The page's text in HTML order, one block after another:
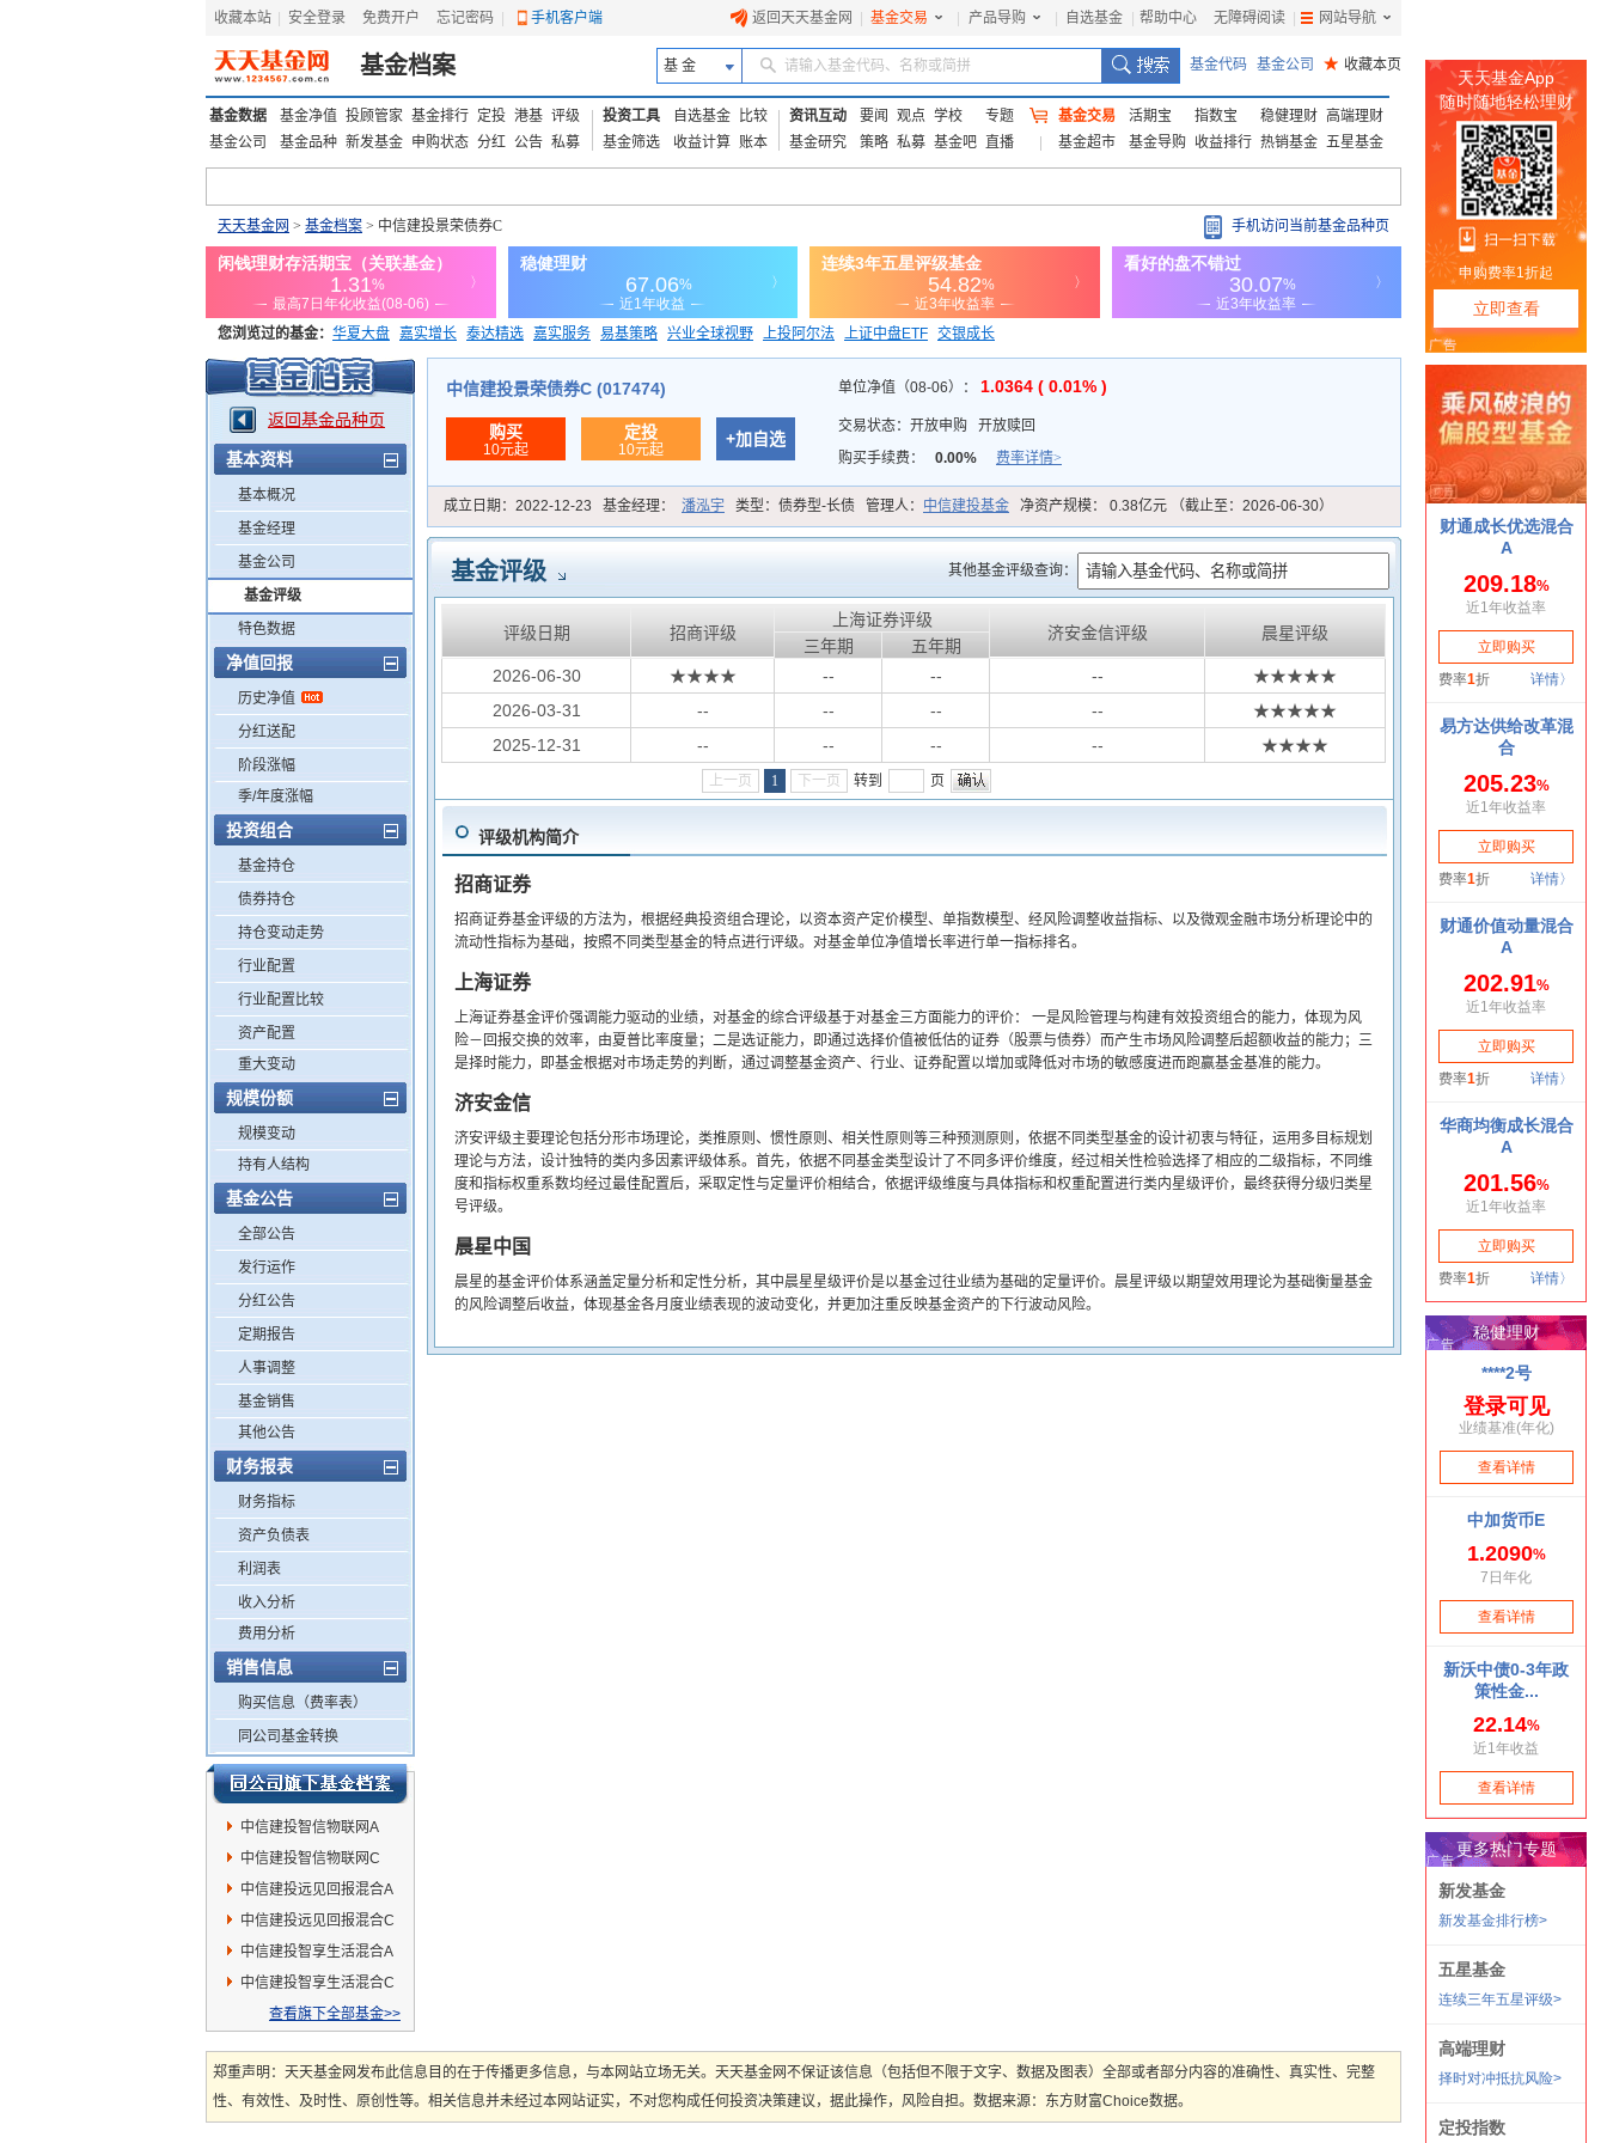
收藏本站 安全登录 免费开户 忘记密码 手机客户端 返回天天基金网 基金交易 产品导购 自选基金 帮助中心 无障碍阅读 网站导航
基金档案 基 金 请输入基金代码、名称或简拼 基金代码 基金公司 ★ 收藏本页
基金数据 基金净值 投顾管家 基金排行 定投 港基 评级
基金公司
基金品种 新发基金 申购状态 分红 公告 私募
投资工具 自选基金
比较
基金筛选
收益计算 账本
资讯互动 要闻 观点 学校
专题
基金研究
策略 私募 基金吧 直播
基金交易 活期宝 指数宝 稳健理财 高端理财
基金超市
基金导购 收益排行 热销基金 五星基金
天天基金网 > 基金档案 > 中信建投景荣债券C 手机访问当前基金品种页
您浏览过的基金： 华夏大盘 嘉实增长 泰达精选 嘉实服务 易基策略 兴业全球视野 上投阿尔法 上证中盘ETF 交银成长
添富优势 华安宏利 上证180价值ETF
返回基金品种页
基本资料
基本概况
基金经理
基金公司
基金评级
特色数据
净值回报
历史净值
分红送配
阶段涨幅
季/年度涨幅
投资组合
基金持仓
债券持仓
持仓变动走势
行业配置
行业配置比较
资产配置
重大变动
规模份额
规模变动
持有人结构
基金公告
全部公告
发行运作
分红公告
定期报告
人事调整
基金销售
其他公告
财务报表
财务指标
资产负债表
利润表
收入分析
费用分析
销售信息
购买信息（费率表）
同公司基金转换
中信建投智信物联网A
中信建投智信物联网C
中信建投远见回报混合A
中信建投远见回报混合C
中信建投智享生活混合A
中信建投智享生活混合C
查看旗下全部基金>>
中信建投景荣债券C (017474)
购买
10元起
定投
10元起
+加自选
单位净值（08-06）： 1.0364 ( 0.01% )
交易状态： 开放申购
开放赎回
购买手续费：
0.00% 费率详情>
成立日期： 2022-12-23 基金经理： 潘泓宇 类型： 债券型-长债 管理人： 中信建投基金 净资产规模： 0.38亿元 （截止至：2026-06-30）
基金评级 其他基金评级查询：
评级日期 招商评级
上海证券评级
济安金信评级 晨星评级
三年期
五年期
2026-06-30
★★★★ -- -- --
★★★★★
2026-03-31
-- -- -- --
★★★★★
2025-12-31
-- -- -- -- ★★★★
上一页 1 下一页 转到 页
评级机构简介
招商证券
招商证券基金评级的方法为，根据经典投资组合理论，以资本资产定价模型、单指数模型、经风险调整收益指标、以及微观金融市场分析理论中的
流动性指标为基础，按照不同类型基金的特点进行评级。对基金单位净值增长率进行单一指标排名。
上海证券
上海证券基金评价强调能力驱动的业绩，对基金的综合评级基于对基金三方面能力的评价： 一是风险管理与构建有效投资组合的能力，体现为风
险－回报交换的效率，由夏普比率度量；二是选证能力，即通过选择价值被低估的证券（股票与债券）而产生市场风险调整后超额收益的能力；三
是择时能力，即基金根据对市场走势的判断，通过调整基金资产、行业、证券配置以增加或降低对市场的敏感度进而跑赢基金基准的能力。
济安金信
济安评级主要理论包括分形市场理论，类推原则、惯性原则、相关性原则等三种预测原则，依据不同类型基金的设计初衷与特征，运用多目标规划
理论与方法，设计独特的类内多因素评级体系。首先，依据不同基金类型设计了不同多评价维度，经过相关性检验选择了相应的二级指标，不同维
度和指标权重系数均经过最佳配置后，采取定性与定量评价相结合，依据评级维度与具体指标和权重配置进行类内星级评价，最终获得分级归类星
号评级。
晨星中国
晨星的基金评价体系涵盖定量分析和定性分析，其中晨星星级评价是以基金过往业绩为基础的定量评价。晨星评级以期望效用理论为基础衡量基金
的风险调整后收益，体现基金各月度业绩表现的波动变化，并更加注重反映基金资产的下行波动风险。
郑重声明：天天基金网发布此信息目的在于传播更多信息，与本网站立场无关。天天基金网不保证该信息（包括但不限于文字、数据及图表）全部或者部分内容的准确性、真实性、完整
性、有效性、及时性、原创性等。相关信息并未经过本网站证实，不对您构成任何投资决策建议，据此操作，风险自担。数据来源：东方财富Choice数据。